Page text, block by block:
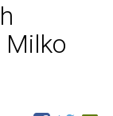
Milko